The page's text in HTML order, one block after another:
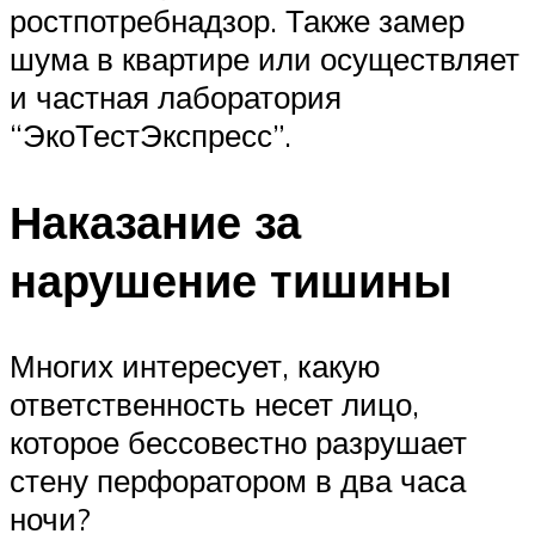
ростпотребнадзор. Также замер
шума в квартире или осуществляет
и частная лаборатория
“ЭкоТестЭкспресс”.
Наказание за
нарушение тишины
Многих интересует, какую
ответственность несет лицо,
которое бессовестно разрушает
стену перфоратором в два часа
ночи?